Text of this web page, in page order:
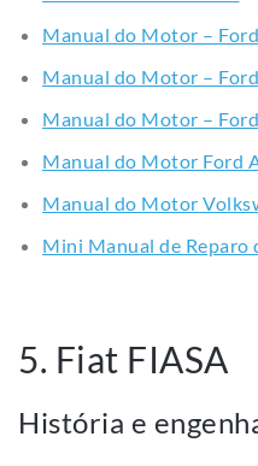
Manual do Motor –
Manual do Motor –
Manual do Motor –
Manual do Motor Ford
Manual do Motor
Mini Manual de Reparo
5. Fiat FIASA
História e